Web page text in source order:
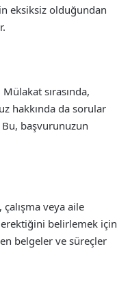
eksiksiz olduğundan
sırasında,
hakkında da sorular
başvurunuzun
veya aile
belirlemek için
belgeler ve süreçler